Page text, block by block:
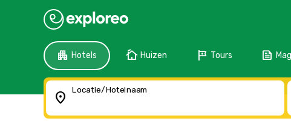
apartment Hotels cottage Huizen tour Tours feed
location_on Locatie/Hotelnaam